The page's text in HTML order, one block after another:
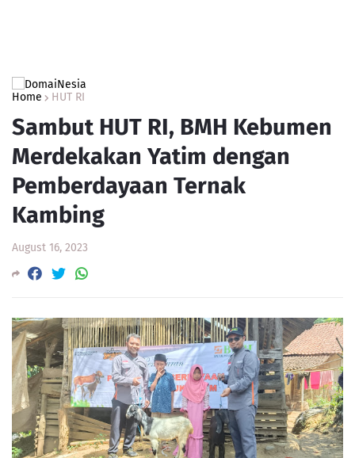
Home HUT RI
Sambut HUT RI, BMH Kebumen
Merdekakan Yatim dengan
Pemberdayaan Ternak
Kambing
August 16, 2023